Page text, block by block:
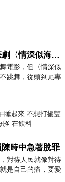
AI27歲的葛蘭主演文藝悲劇〈情深似海〉 #戀上老電影 #葛蘭 #粟子
電影，但〈情深似
跳舞，從頭到尾專
過12個鐘
睡起來 不想打擾雙
豚 在飲料
時中急著脫罪
對待人民就像對待
是自己的痛，要愛
根本沒做